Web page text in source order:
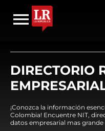
DIRECTORIO
¡Conozca la información
Colombia! Encuentre NIT,
datos empresarial mas grande